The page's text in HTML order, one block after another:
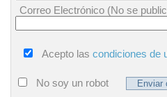
Correo Electrónico (No se
Acepto las condiciones de
No soy un robot